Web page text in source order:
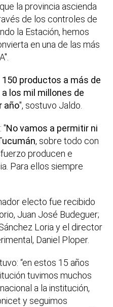
la provincia ascienda
de los controles de
la Estación, hemos
en una de las más
productos a más de
los mil millones de
año", sostuvo Jaldo.
"No vamos a permitir ni
, sobre todo con
producen e
Para ellos siempre
electo fue recibido
Juan José Budeguer;
Loria y el director
Daniel Ploper.
“en estos 15 años
tuvimos muchos
a la institución,
y seguimos